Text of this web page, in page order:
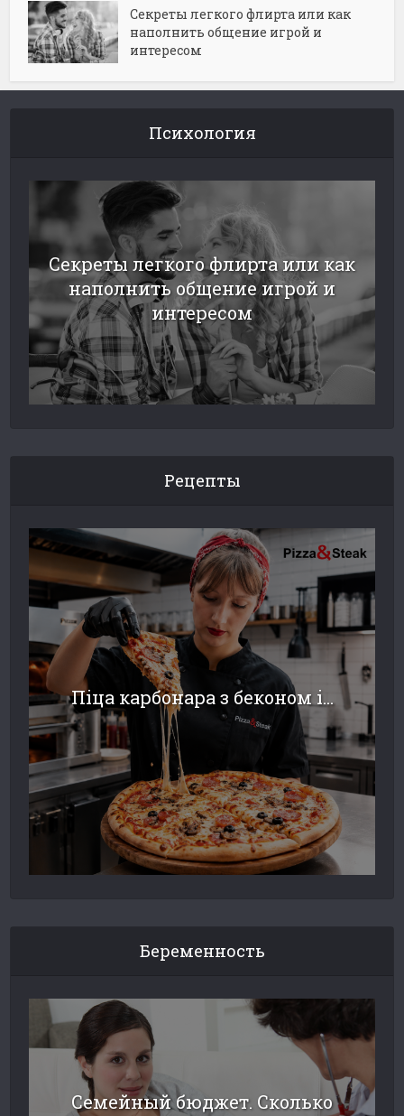
Секреты легкого флирта или как
наполнить общение игрой и
интересом
Психология
Секреты легкого флирта или как
наполнить общение игрой и
интересом
Рецепты
Піца карбонара з беконом і...
Беременность
Семейный бюджет. Сколько